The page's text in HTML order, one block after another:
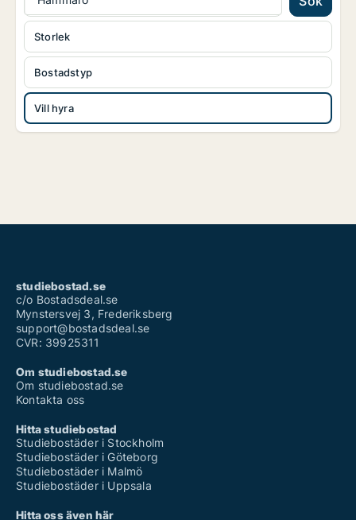
Bostadstyp
Vill hyra
Storlek
studiebostad.se
c/o Bostadsdeal.se
Mynstersvej 3, Frederiksberg
support@bostadsdeal.se
CVR: 39925311
Om studiebostad.se
Om studiebostad.se
Kontakta oss
Hitta studiebostad
Studiebostäder i Stockholm
Studiebostäder i Göteborg
Studiebostäder i Malmö
Studiebostäder i Uppsala
Hitta oss även här